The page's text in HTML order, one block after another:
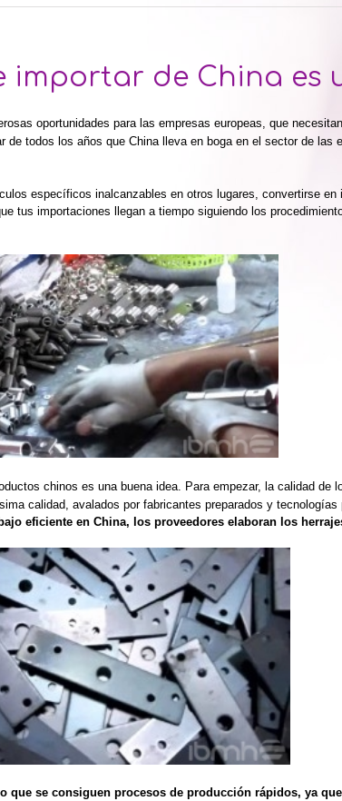
importar de China es
oportunidades para las empresas europeas, que necesitan
todos los años que China lleva en boga en el sector de las
específicos inalcanzables en otros lugares, convertirse en
tus importaciones llegan a tiempo siguiendo los
chinos es una buena idea. Para empezar, la calidad de
calidad, avalados por fabricantes preparados y
eficiente en China, los proveedores elaboran los
que se consiguen procesos de producción rápidos, ya